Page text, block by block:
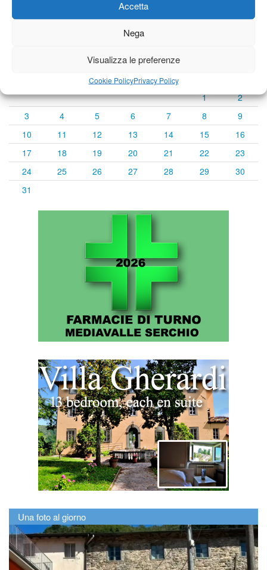
Accetta
Nega
Visualizza le preferenze
Cookie PolicyPrivacy Policy
Calendario eventi
Agosto 2026
M G V
1
2
3
4 5 6 7 8
9
10
11 12 13 14 15
16
17
18 19 20 21 22
23
24
25 26 27 28 29
30
31
Una foto al giorno